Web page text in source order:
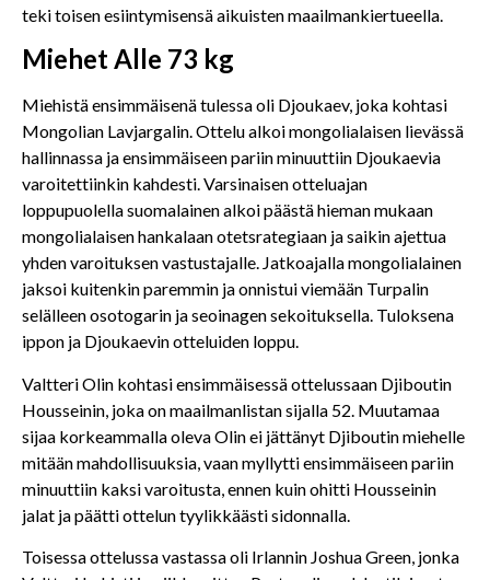
teki toisen esiintymisensä aikuisten maailmankiertueella.
Miehet Alle 73 kg
Miehistä ensimmäisenä tulessa oli Djoukaev, joka kohtasi
Mongolian Lavjargalin. Ottelu alkoi mongolialaisen lievässä
hallinnassa ja ensimmäiseen pariin minuuttiin Djoukaevia
varoitettiinkin kahdesti. Varsinaisen otteluajan
loppupuolella suomalainen alkoi päästä hieman mukaan
mongolialaisen hankalaan otetsrategiaan ja saikin ajettua
yhden varoituksen vastustajalle. Jatkoajalla mongolialainen
jaksoi kuitenkin paremmin ja onnistui viemään Turpalin
selälleen osotogarin ja seoinagen sekoituksella. Tuloksena
ippon ja Djoukaevin otteluiden loppu.
Valtteri Olin kohtasi ensimmäisessä ottelussaan Djiboutin
Housseinin, joka on maailmanlistan sijalla 52. Muutamaa
sijaa korkeammalla oleva Olin ei jättänyt Djiboutin miehelle
mitään mahdollisuuksia, vaan myllytti ensimmäiseen pariin
minuuttiin kaksi varoitusta, ennen kuin ohitti Housseinin
jalat ja päätti ottelun tyylikkäästi sidonnalla.
Toisessa ottelussa vastassa oli Irlannin Joshua Green, jonka